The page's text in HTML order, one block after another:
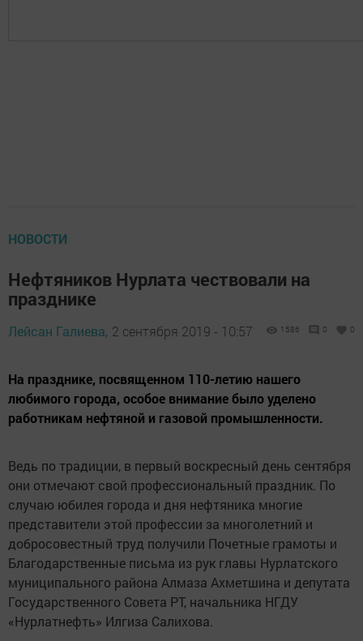
НОВОСТИ
Нефтяников Нурлата чествовали на
празднике
Лейсан Галиева, 2 сентября 2019 - 10:57 1586 0 0
На празднике, посвященном 110-летию нашего
любимого города, особое внимание было уделено
работникам нефтяной и газовой промышленности.
Ведь по традиции, в первый воскресный день сентября
они отмечают свой профессиональный праздник. По
случаю юбилея города и дня нефтяника многие
представители этой профессии за многолетний и
добросовестный труд получили Почетные грамоты и
Благодарственные письма из рук главы Нурлатского
муниципального района Алмаза Ахметшина и депутата
Государственного Совета РТ, начальника НГДУ
«Нурлатнефть» Илгиза Салихова.